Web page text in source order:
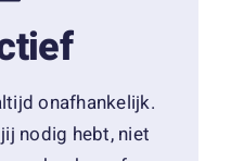
onafhankelijk.
nodig hebt, niet